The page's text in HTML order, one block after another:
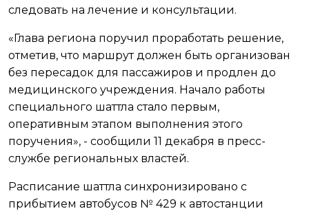
следовать на лечение и консультации.
«Глава региона поручил проработать решение,
отметив, что маршрут должен быть организован
без пересадок для пассажиров и продлен до
медицинского учреждения. Начало работы
специального шаттла стало первым,
оперативным этапом выполнения этого
поручения», - сообщили 11 декабря в пресс-
службе региональных властей.
Расписание шаттла синхронизировано с
прибытием автобусов № 429 к автостанции